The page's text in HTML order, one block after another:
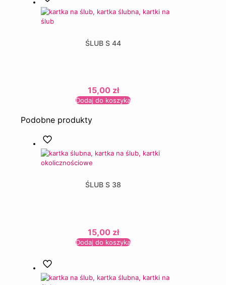
ŚLUB S 44
15,00 zł
Dodaj do koszyka
Podobne produkty
ŚLUB S 38
15,00 zł
Dodaj do koszyka